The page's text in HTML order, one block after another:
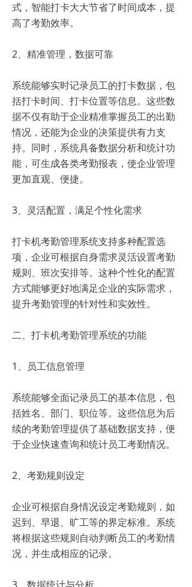
式，智能打卡大大节省了时间成本，提
高了考勤效率。
2、精准管理，数据可靠
系统能够实时记录员工的打卡数据，包
括打卡时间、打卡位置等信息。这些数
据不仅有助于企业精准掌握员工的出勤
情况，还能为企业的决策提供有力支
持。同时，系统具备数据分析和统计功
能，可生成各类考勤报表，使企业管理
更加直观、便捷。
3、灵活配置，满足个性化需求
打卡机考勤管理系统支持多种配置选
项，企业可根据自身需求灵活设置考勤
规则、班次安排等。这种个性化的配置
方式能够更好地满足企业的实际需求，
提升考勤管理的针对性和实效性。
二、打卡机考勤管理系统的功能
1、员工信息管理
系统能够全面记录员工的基本信息，包
括姓名、部门、职位等。这些信息为后
续的考勤管理提供了基础数据支持，便
于企业快速查询和统计员工考勤情况。
2、考勤规则设定
企业可根据自身情况设定考勤规则，如
迟到、早退、旷工等的界定标准。系统
将根据这些规则自动判断员工的考勤情
况，并生成相应的记录。